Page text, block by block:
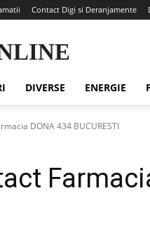
Contact Digi si Deranjamente
DIVERSE ENERGIE
DONA 434 BUCURESTI